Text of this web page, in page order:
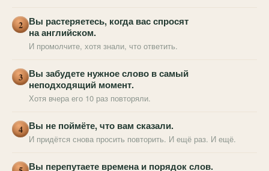
2 Вы растеряетесь, когда вас спросят
на английском.
И промолчите, хотя знали, что ответить.
3 Вы забудете нужное слово в самый
неподходящий момент.
Хотя вчера его 10 раз повторяли.
4 Вы не поймёте, что вам сказали.
И придётся снова просить повторить. И ещё раз. И ещё.
Вы перепутаете времена и порядок слов.